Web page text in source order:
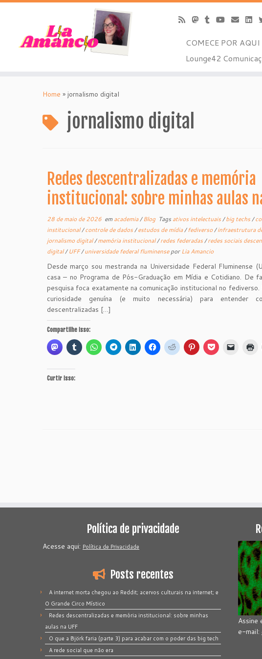
COMECE POR AQUI
Lounge42
Home » jornalismo digital
jornalismo digital
Redes descentralizadas e memória
institucional: sobre minhas aulas
28 de maio de 2026em academia/Blog Tags ativos intelectuais/big techs/
institucional/controle de dados/estudos de mídia/fediverso/infraestrutura
jornalismo digital/memória institucional/redes federadas/redes sociais
digital/UFF/universidade federal fluminenseporLia Amancio
Desde março sou mestranda na Universidade Federal Fluminense
casa – no Programa de Pós-Graduação em Mídia e Cotidiano. De
pesquisa foca exatamente na comunicação institucional no
curiosidade genuína (e muito necessária) para entender
descentralizadas […]
Compartilhe isso:
Curtir isso:
Política de privacidade
Acesse aqui: Política de Privacidade
Posts recentes
A internet morta chegou ao Reddit; acervos culturais na internet; e
O Grande Circo Místico
Redes descentralizadas e memória institucional: sobre minhas
aulas na UFF
O que a Björk faria (parte 3) para acabar com o poder das big tech
A rede social que não era
Assine
e-mail: